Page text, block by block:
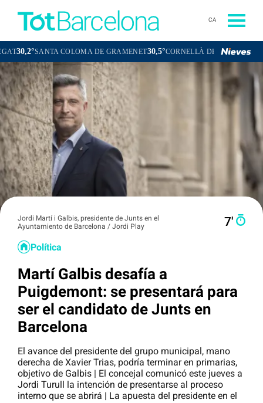
CA
COLOMA DE GRAMENET 30,5°CORNELLÀ DE LLOBREGAT 30,5°SANT
Jordi Martí i Galbis, presidente de Junts en el
Ayuntamiento de Barcelona / Jordi Play
7′
Política
Martí Galbis desafía a
Puigdemont: se presentará para
ser el candidato de Junts en
Barcelona
El avance del presidente del grupo municipal, mano
derecha de Xavier Trias, podría terminar en primarias,
objetivo de Galbis | El concejal comunicó este jueves a
Jordi Turull la intención de presentarse al proceso
interno que se abrirá | La apuesta del presidente en el